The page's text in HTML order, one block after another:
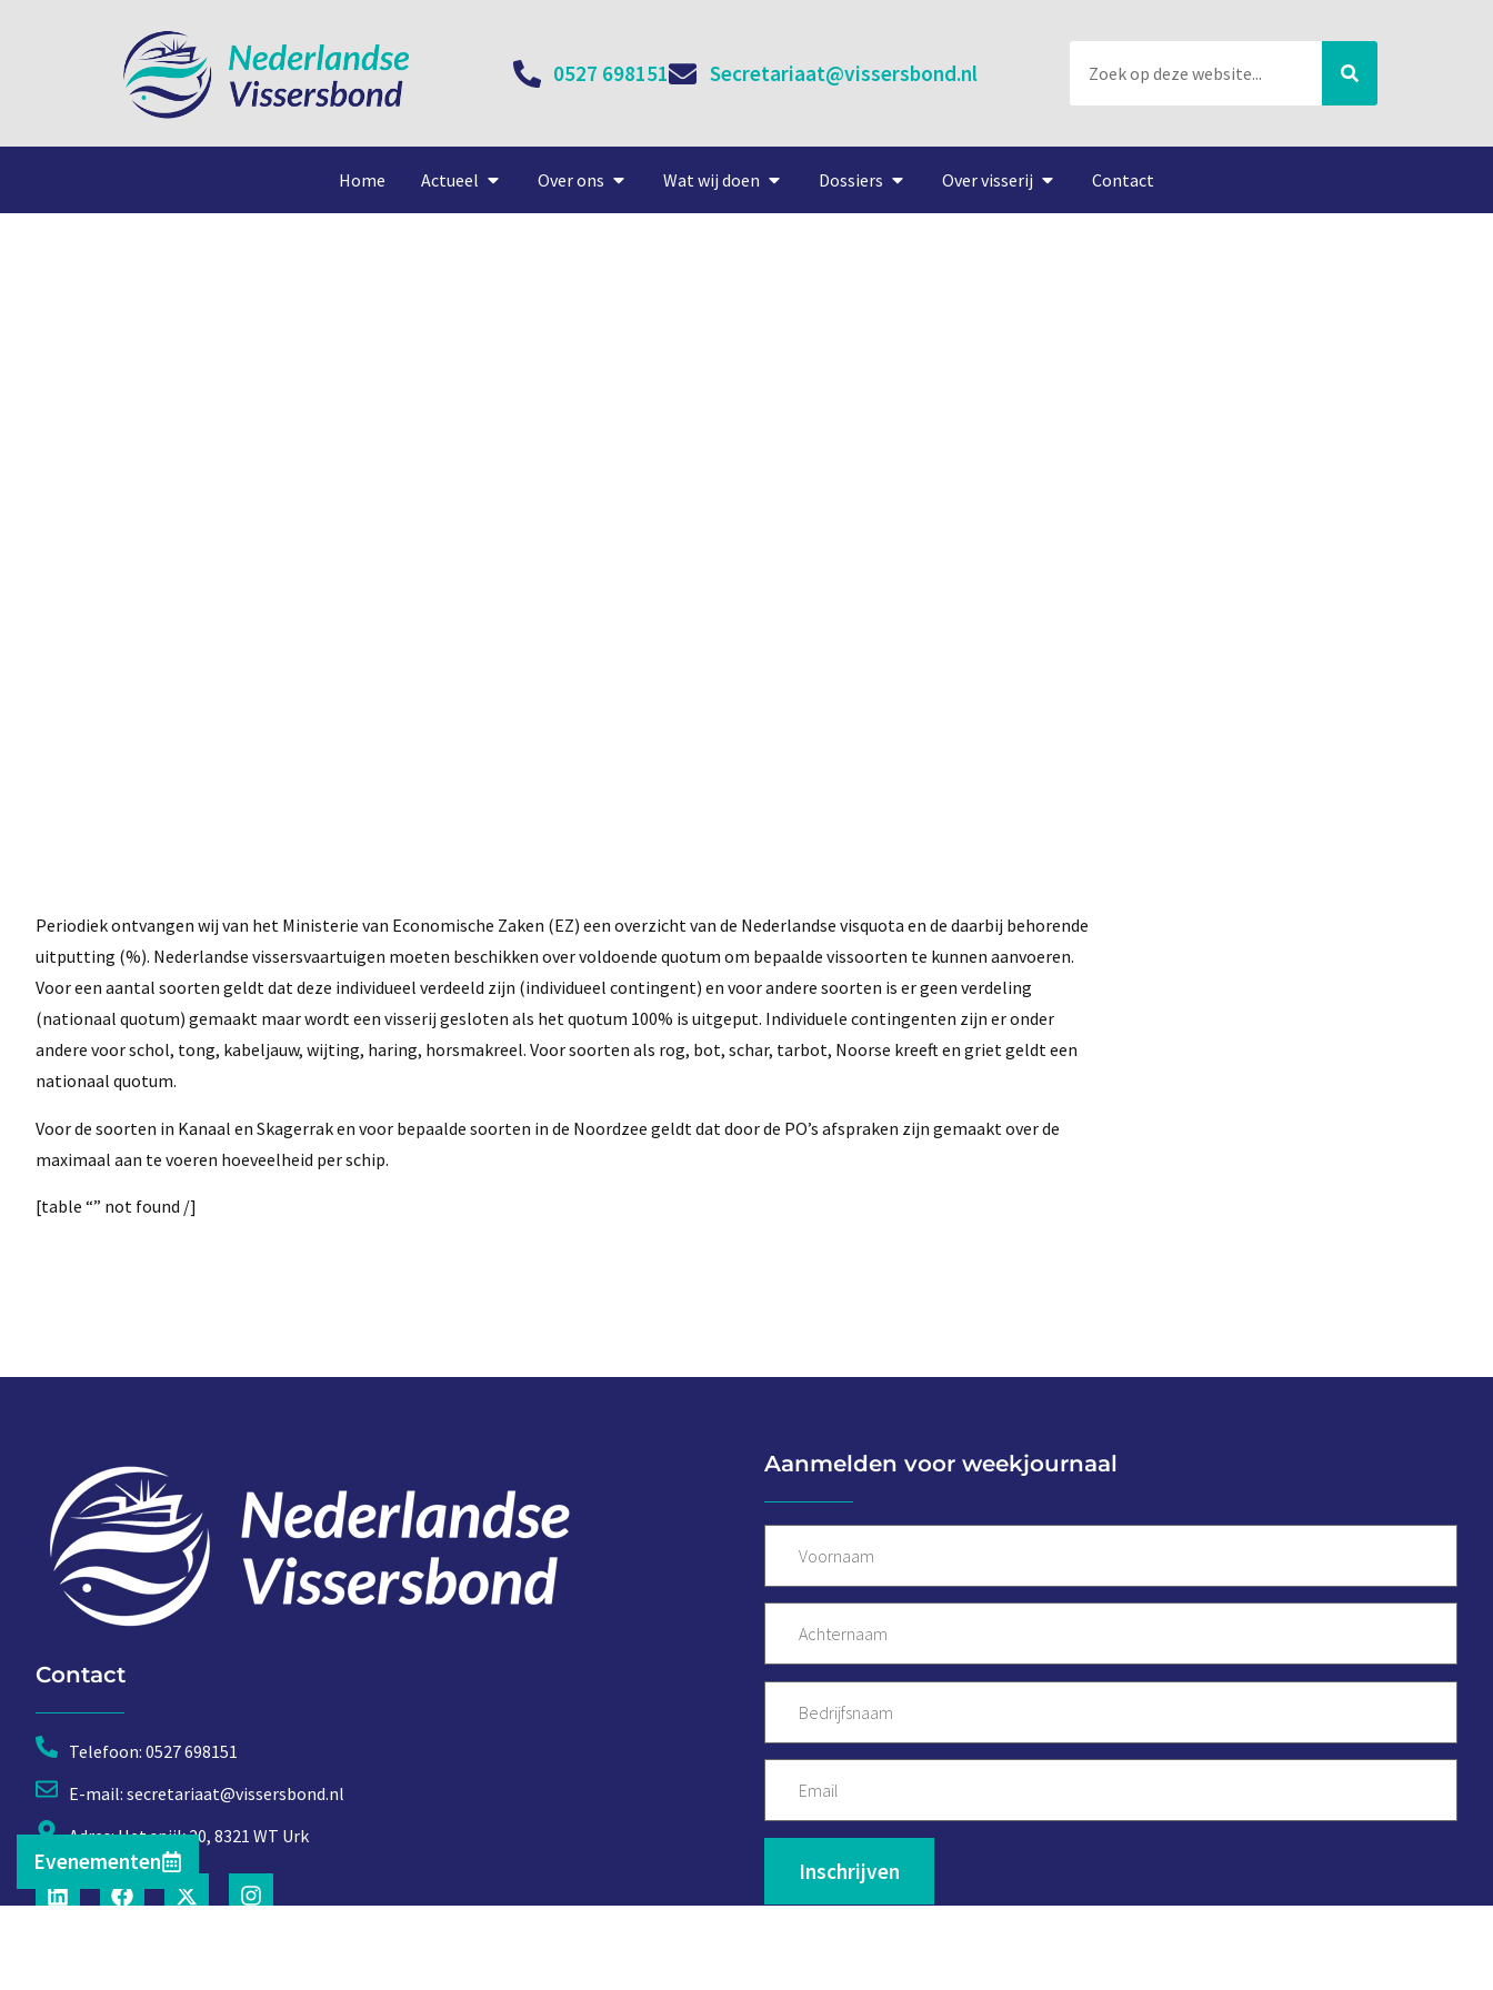
0527 698151 Secretariaat@vissersbond.nl
Home Actueel Over ons Wat wij doen Dossiers Over visserij Contact
Periodiek ontvangen wij van het Ministerie van Economische Zaken (EZ) een overzicht van de Nederlandse visquota en de daarbij behorende
uitputting (%). Nederlandse vissersvaartuigen moeten beschikken over voldoende quotum om bepaalde vissoorten te kunnen aanvoeren.
Voor een aantal soorten geldt dat deze individueel verdeeld zijn (individueel contingent) en voor andere soorten is er geen verdeling
(nationaal quotum) gemaakt maar wordt een visserij gesloten als het quotum 100% is uitgeput. Individuele contingenten zijn er onder
andere voor schol, tong, kabeljauw, wijting, haring, horsmakreel. Voor soorten als rog, bot, schar, tarbot, Noorse kreeft en griet geldt een
nationaal quotum.
Voor de soorten in Kanaal en Skagerrak en voor bepaalde soorten in de Noordzee geldt dat door de PO’s afspraken zijn gemaakt over de
maximaal aan te voeren hoeveelheid per schip.
[table “” not found /]
Contact
Telefoon: 0527 698151
E-mail: secretariaat@vissersbond.nl
Adres: Het spijk 20, 8321 WT Urk
Evenementen
Aanmelden voor weekjournaal